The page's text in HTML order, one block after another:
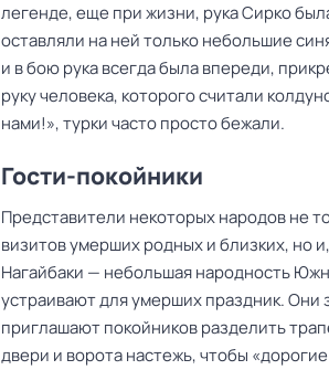
легенде, еще при жизни, рука Сирко
оставляли на ней только небольшие
и в бою рука всегда была впереди,
руку человека, которого считали
нами!», турки часто просто бежали.
Гости-покойники
Представители некоторых народов не
визитов умерших родных и близких, но
Нагайбаки — небольшая народность
устраивают для умерших праздник. Они
приглашают покойников разделить
двери и ворота настежь, чтобы